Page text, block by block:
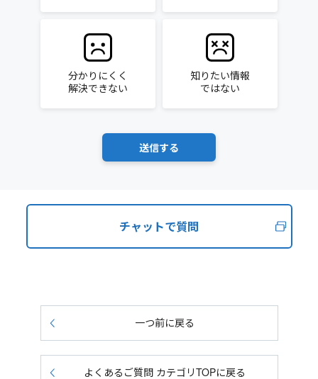
分かりにくく
解決できない
知りたい情報
ではない
チャットで質問
一つ前に戻る
よくあるご質問 カテゴリTOPに戻る